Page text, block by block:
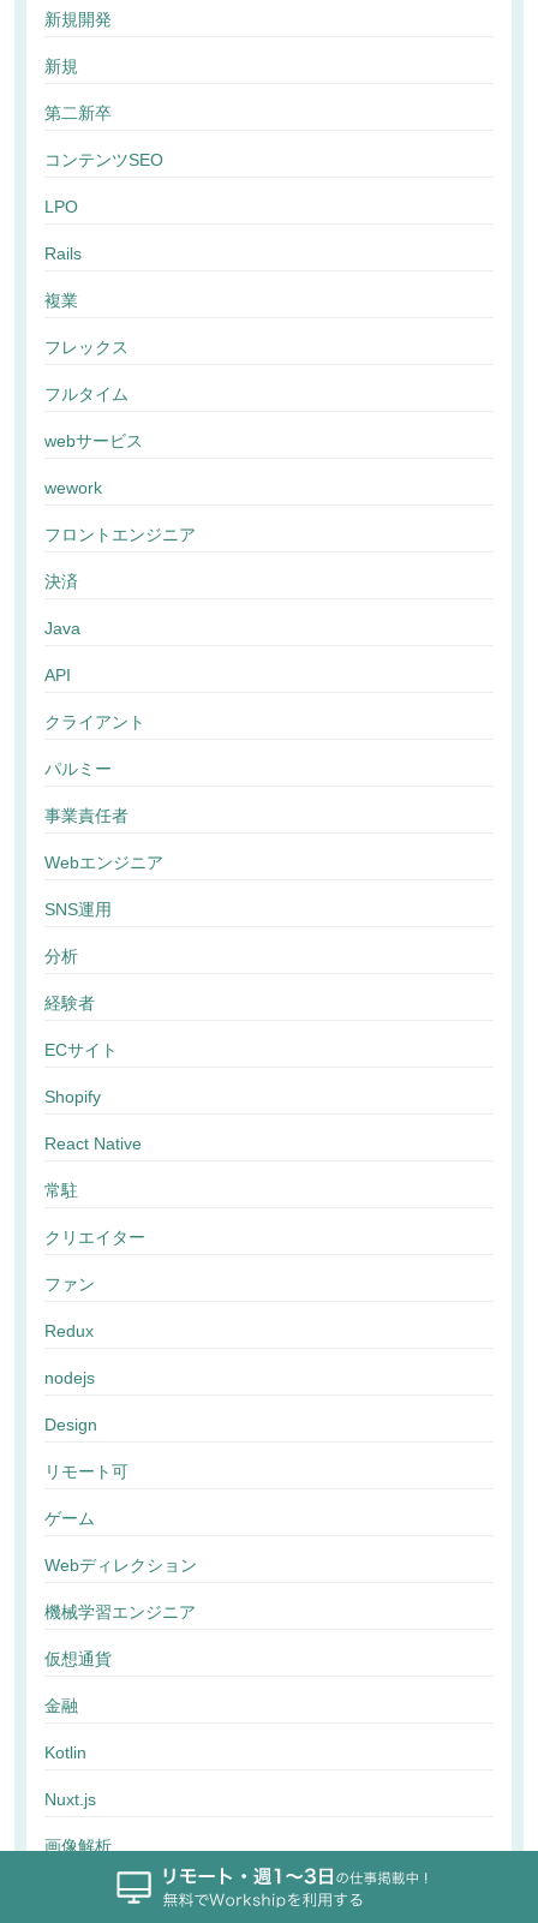
新規開発
新規
第二新卒
コンテンツSEO
LPO
Rails
複業
フレックス
フルタイム
webサービス
wework
フロントエンジニア
決済
Java
API
クライアント
パルミー
事業責任者
Webエンジニア
SNS運用
分析
経験者
ECサイト
Shopify
React Native
常駐
クリエイター
ファン
Redux
nodejs
Design
リモート可
ゲーム
Webディレクション
機械学習エンジニア
仮想通貨
金融
Kotlin
Nuxt.js
画像解析